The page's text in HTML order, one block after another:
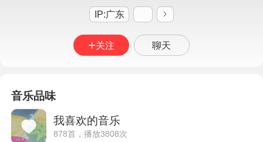
IP:广东
关注 聊天
音乐品味
我喜欢的音乐
878首，播放3808次